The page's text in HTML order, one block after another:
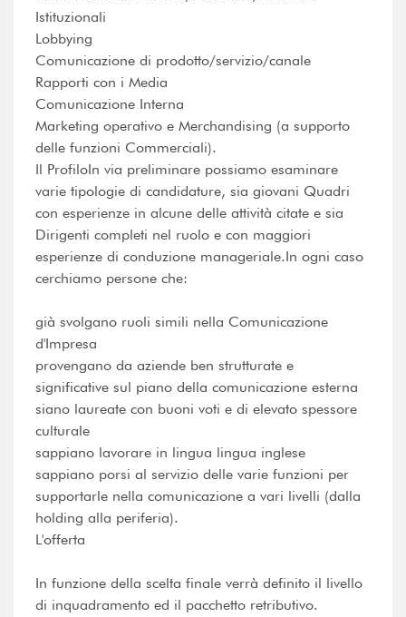
Istituzionali
Lobbying
Comunicazione di prodotto/servizio/canale
Rapporti con i Media
Comunicazione Interna
Marketing operativo e Merchandising (a supporto
delle funzioni Commerciali).
Il ProfiloIn via preliminare possiamo esaminare
varie tipologie di candidature, sia giovani Quadri
con esperienze in alcune delle attività citate e sia
Dirigenti completi nel ruolo e con maggiori
esperienze di conduzione manageriale.In ogni caso
cerchiamo persone che:
già svolgano ruoli simili nella Comunicazione
d'Impresa
provengano da aziende ben strutturate e
significative sul piano della comunicazione esterna
siano laureate con buoni voti e di elevato spessore
culturale
sappiano lavorare in lingua lingua inglese
sappiano porsi al servizio delle varie funzioni per
supportarle nella comunicazione a vari livelli (dalla
holding alla periferia).
L'offerta
In funzione della scelta finale verrà definito il livello
di inquadramento ed il pacchetto retributivo.